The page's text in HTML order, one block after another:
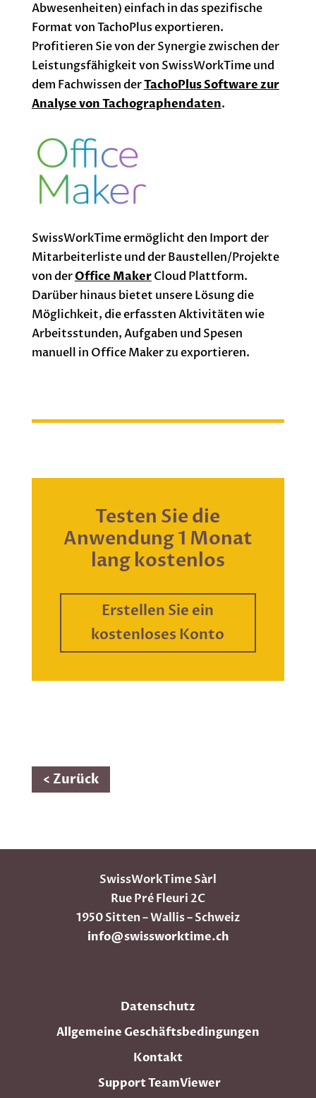
Abwesenheiten) einfach in das spezifische
Format von TachoPlus exportieren.
Profitieren Sie von der Synergie zwischen der
Leistungsfähigkeit von SwissWorkTime und
dem Fachwissen derTachoPlus Software zur
Analyse von Tachographendaten.
SwissWorkTime ermöglicht den Import der
Mitarbeiterliste und der Baustellen/Projekte
von derOffice MakerCloud Plattform.
Darüber hinaus bietet unsere Lösung die
Möglichkeit, die erfassten Aktivitäten wie
Arbeitsstunden, Aufgaben und Spesen
manuell in Office Maker zu exportieren.
Testen Sie die
Anwendung 1 Monat
lang kostenlos
Erstellen Sie ein
kostenloses Konto
< Zurück
SwissWorkTime Sàrl
Rue Pré Fleuri 2C
1950 Sitten – Wallis – Schweiz
info@swissworktime.ch
Datenschutz
Allgemeine Geschäftsbedingungen
Kontakt
Support TeamViewer